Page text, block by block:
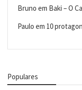
Bruno em Baki – O
Paulo em 10
Populares